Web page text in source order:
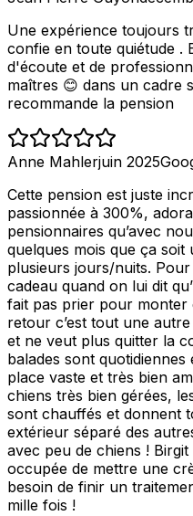
Une expérience toujours
confie en toute quiétude .
d'écoute et de
maîtres 😊 dans un cadre
recommande la pension
Anne Mahlerjuin 2025
Cette pension est juste
passionnée à 300%,
pensionnaires qu’avec
quelques mois que ça
plusieurs jours/nuits.
cadeau quand on lui dit
fait pas prier pour
retour c’est tout une
et ne veut plus quitter la
balades sont quotidiennes
place vaste et très bien
chiens très bien gérées,
sont chauffés et donnent
extérieur séparé des
avec peu de chiens ! Birgit
occupée de mettre une
besoin de finir un
mille fois !